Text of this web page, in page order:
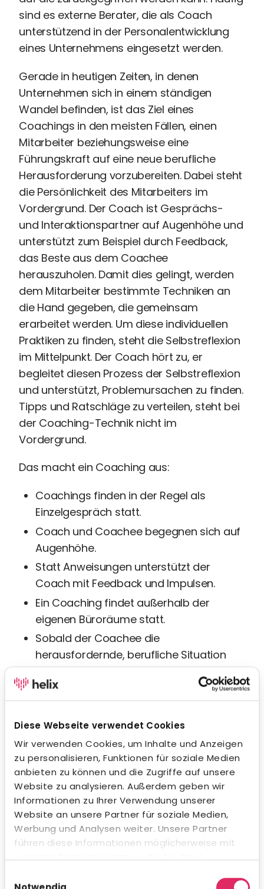
Diese Webseite verwendet Cookies
Wir verwenden Cookies, um Inhalte und Anzeigen
zu personalisieren, Funktionen für soziale Medien
anbieten zu können und die Zugriffe auf unsere
Website zu analysieren. Außerdem geben wir
Informationen zu Ihrer Verwendung unserer
Website an unsere Partner für soziale Medien,
Werbung und Analysen weiter. Unsere Partner
führen diese Informationen möglicherweise mit
weiteren Daten zusammen, die Sie ihnen
Nutzung der Dienste gesammelt haben.
Digitalisierung
Schnittstellen
Künstliche
Intelligenz
Über uns
Perbility
Offene
Stellen
Compliance
Kontakt
Theme-
Wechseln
sind es externe Berater, die als Coach
unterstützend in der Personalentwicklung
eines Unternehmens eingesetzt werden.
Gerade in heutigen Zeiten, in denen
Unternehmen sich in einem ständigen
Wandel befinden, ist das Ziel eines
Coachings in den meisten Fällen, einen
Mitarbeiter beziehungsweise eine
Führungskraft auf eine neue berufliche
Herausforderung vorzubereiten. Dabei steht
die Persönlichkeit des Mitarbeiters im
Vordergrund. Der Coach ist Gesprächs-
und Interaktionspartner auf Augenhöhe und
unterstützt zum Beispiel durch Feedback,
das Beste aus dem Coachee
herauszuholen. Damit dies gelingt, werden
dem Mitarbeiter bestimmte Techniken an
die Hand gegeben, die gemeinsam
erarbeitet werden. Um diese individuellen
Praktiken zu finden, steht die Selbstreflexion
im Mittelpunkt. Der Coach hört zu, er
begleitet diesen Prozess der Selbstreflexion
und unterstützt, Problemursachen zu finden.
Tipps und Ratschläge zu verteilen, steht bei
der Coaching-Technik nicht im
Vordergrund.
Das macht ein Coaching aus:
Coachings finden in der Regel als
Einzelgespräch statt.
Coach und Coachee begegnen sich auf
Augenhöhe.
Statt Anweisungen unterstützt der
Coach mit Feedback und Impulsen.
Ein Coaching findet außerhalb der
eigenen Büroräume statt.
Sobald der Coachee die
herausfordernde, berufliche Situation
So läuft eine Coaching-Sitzung ab:
Aufbau einer Beziehung: Eine wichtige
Voraussetzung für ein erfolgreiches
Coaching ist die gegenseitige
Sympathie, denn jedes Gespräch basiert
auf einem vertrauten Verhältnis
zwischen Coach und Coachee.
Definition der Ziele: Die Grundlage jeder
Sitzung sind die durch den Coachee
definierten Ziele. Sie werden durch den
Mitarbeiter vorgegeben und durch den